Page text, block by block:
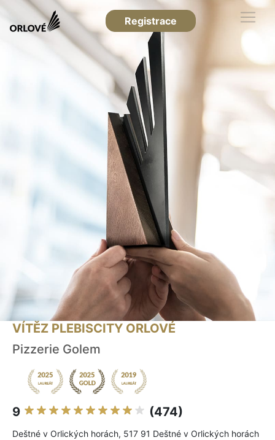
Registrace
VÍTĚZ PLEBISCITY ORLOVÉ
Pizzerie Golem
9 (474)
Deštné v Orlických horách, 517 91 Deštné v Orlických horách